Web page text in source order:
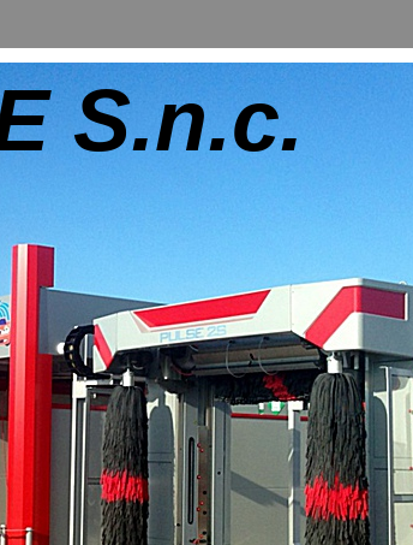
S.n.c.